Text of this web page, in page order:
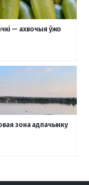
— ахвочыя ўжо
зона адпачынку